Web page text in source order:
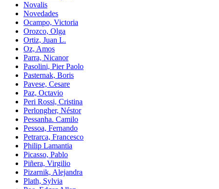
Novalis
Novedades
Ocampo, Victoria
Orozco, Olga
Ortiz, Juan L.
Oz, Amos
Parra, Nicanor
Pasolini, Pier Paolo
Pasternak, Boris
Pavese, Cesare
Paz, Octavio
Peri Rossi, Cristina
Perlongher, Néstor
Pessanha. Camilo
Pessoa, Fernando
Petrarca, Francesco
Philip Lamantia
Picasso, Pablo
Piñera, Virgilio
Pizarnik, Alejandra
Plath, Sylvia